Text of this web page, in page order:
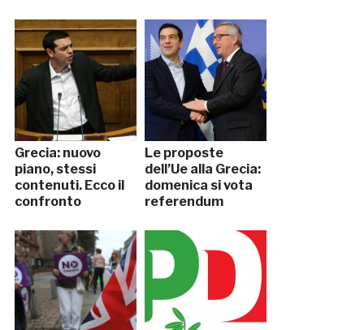
Grecia: nuovo
piano, stessi
contenuti. Ecco il
confronto
Le proposte
dell’Ue alla Grecia:
domenica si vota
referendum